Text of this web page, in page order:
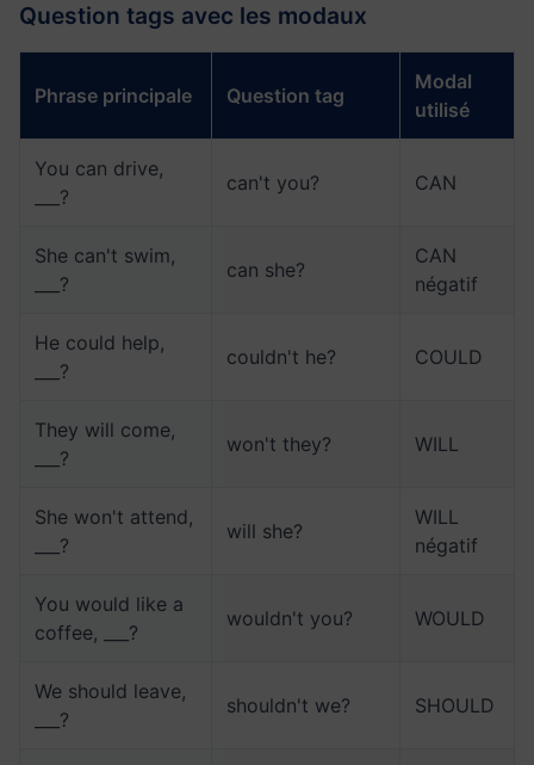
Question tags avec les modaux
Phrase principale Question tag
Modal
utilisé
You can drive,
___?
can't you? CAN
She can't swim,
___?
can she?
CAN
négatif
He could help,
___?
couldn't he? COULD
They will come,
___?
won't they? WILL
She won't attend,
___?
will she?
WILL
négatif
You would like a
coffee, ___?
wouldn't you? WOULD
We should leave,
___?
shouldn't we? SHOULD